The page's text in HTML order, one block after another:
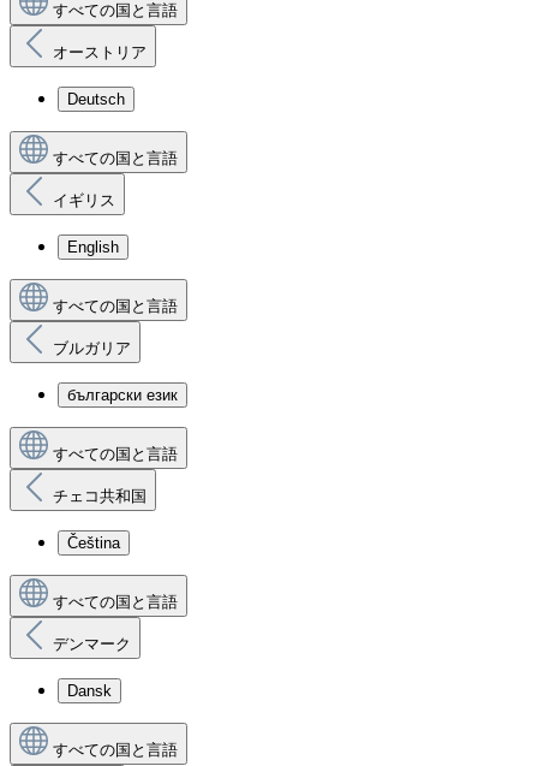
すべての国と言語
オーストリア
Deutsch
すべての国と言語
イギリス
English
すべての国と言語
ブルガリア
български език
すべての国と言語
チェコ共和国
Čeština
すべての国と言語
デンマーク
Dansk
すべての国と言語